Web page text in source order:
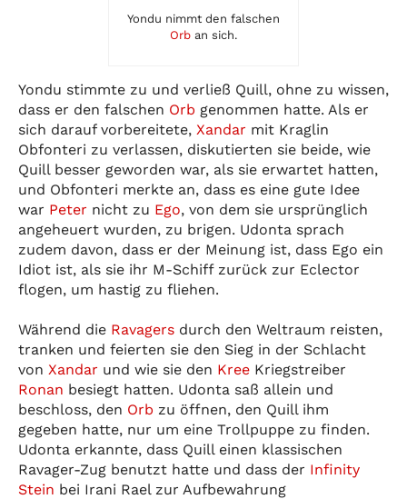
Yondu nimmt den falschen
Orb an sich.
Yondu stimmte zu und verließ Quill, ohne zu wissen,
dass er den falschen Orb genommen hatte. Als er
sich darauf vorbereitete, Xandar mit Kraglin
Obfonteri zu verlassen, diskutierten sie beide, wie
Quill besser geworden war, als sie erwartet hatten,
und Obfonteri merkte an, dass es eine gute Idee
war Peter nicht zu Ego, von dem sie ursprünglich
angeheuert wurden, zu brigen. Udonta sprach
zudem davon, dass er der Meinung ist, dass Ego ein
Idiot ist, als sie ihr M-Schiff zurück zur Eclector
flogen, um hastig zu fliehen.
Während die Ravagers durch den Weltraum reisten,
tranken und feierten sie den Sieg in der Schlacht
von Xandar und wie sie den Kree Kriegstreiber
Ronan besiegt hatten. Udonta saß allein und
beschloss, den Orb zu öffnen, den Quill ihm
gegeben hatte, nur um eine Trollpuppe zu finden.
Udonta erkannte, dass Quill einen klassischen
Ravager-Zug benutzt hatte und dass der Infinity
Stein bei Irani Rael zur Aufbewahrung